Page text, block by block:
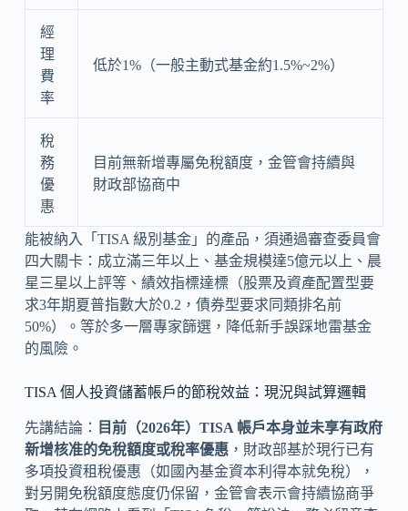
經
理
費
率
低於1%（一般主動式基金約1.5%~2%）
稅
務
優
惠
目前無新增專屬免稅額度，金管會持續與
財政部協商中
能被納入「TISA 級別基金」的產品，須通過審查委員會
四大關卡：成立滿三年以上、基金規模達5億元以上、晨
星三星以上評等、績效指標達標（股票及資產配置型要
求3年期夏普指數大於0.2，債券型要求同類排名前
50%）。等於多一層專家篩選，降低新手誤踩地雷基金
的風險。
TISA 個人投資儲蓄帳戶的節稅效益：現況與試算邏輯
先講結論：
目前（2026年）TISA 帳戶本身並未享有政府
新增核准的免稅額度或稅率優惠，財政部基於現行已有
多項投資租稅優惠（如國內基金資本利得本就免稅），
對另開免稅額度態度仍保留，金管會表示會持續協商爭